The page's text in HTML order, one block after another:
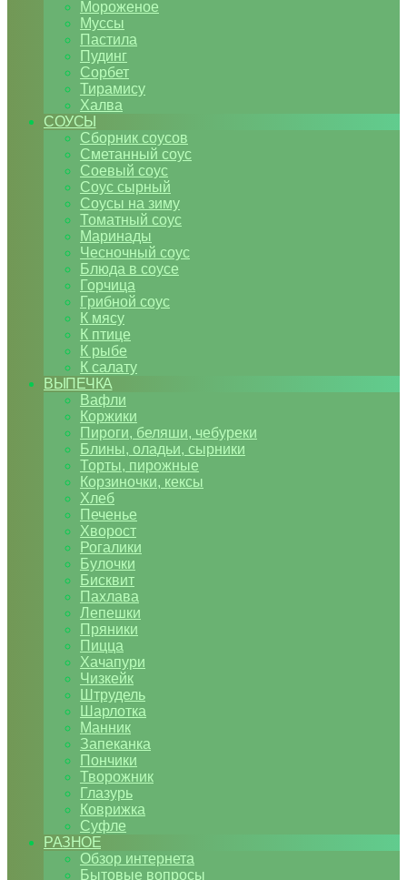
Мороженое
Муссы
Пастила
Пудинг
Сорбет
Тирамису
Халва
СОУСЫ
Сборник соусов
Сметанный соус
Соевый соус
Соус сырный
Соусы на зиму
Томатный соус
Маринады
Чесночный соус
Блюда в соусе
Горчица
Грибной соус
К мясу
К птице
К рыбе
К салату
ВЫПЕЧКА
Вафли
Коржики
Пироги, беляши, чебуреки
Блины, оладьи, сырники
Торты, пирожные
Корзиночки, кексы
Хлеб
Печенье
Хворост
Рогалики
Булочки
Бисквит
Пахлава
Лепешки
Пряники
Пицца
Хачапури
Чизкейк
Штрудель
Шарлотка
Манник
Запеканка
Пончики
Творожник
Глазурь
Коврижка
Суфле
РАЗНОЕ
Обзор интернета
Бытовые вопросы